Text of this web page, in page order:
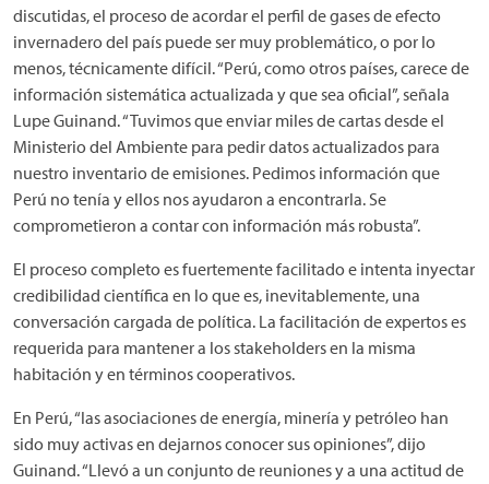
discutidas, el proceso de acordar el perfil de gases de efecto
invernadero del país puede ser muy problemático, o por lo
menos, técnicamente difícil. “Perú, como otros países, carece de
información sistemática actualizada y que sea oficial”, señala
Lupe Guinand. “Tuvimos que enviar miles de cartas desde el
Ministerio del Ambiente para pedir datos actualizados para
nuestro inventario de emisiones. Pedimos información que
Perú no tenía y ellos nos ayudaron a encontrarla. Se
comprometieron a contar con información más robusta”.
El proceso completo es fuertemente facilitado e intenta inyectar
credibilidad científica en lo que es, inevitablemente, una
conversación cargada de política. La facilitación de expertos es
requerida para mantener a los stakeholders en la misma
habitación y en términos cooperativos.
En Perú, “las asociaciones de energía, minería y petróleo han
sido muy activas en dejarnos conocer sus opiniones”, dijo
Guinand. “Llevó a un conjunto de reuniones y a una actitud de